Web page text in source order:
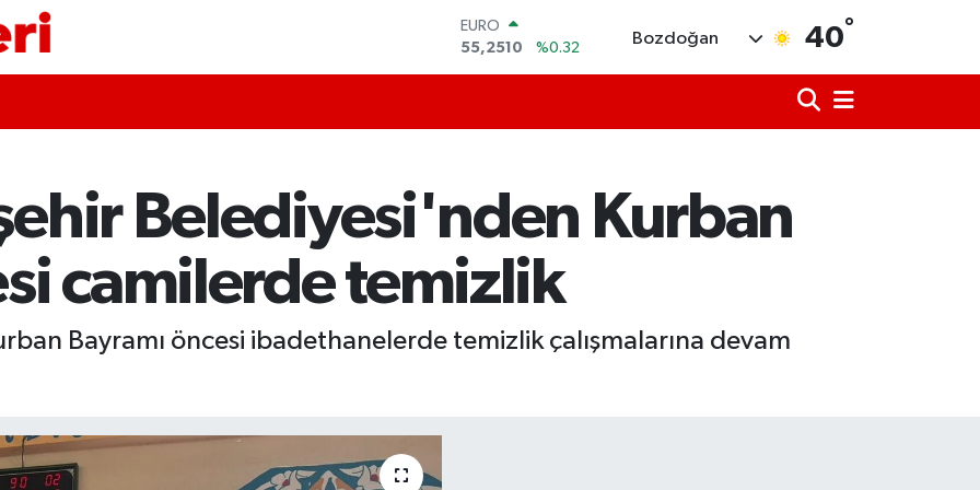
55,2510
STERLİN
BİST100
DOLAR
47,7436
%0.18
Bozdoğan 40°
Belediyesi'nden Kurban
camilerde temizlik
Bayramı öncesi ibadethanelerde temizlik çalışmalarına devam